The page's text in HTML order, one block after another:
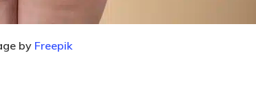
by Freepik